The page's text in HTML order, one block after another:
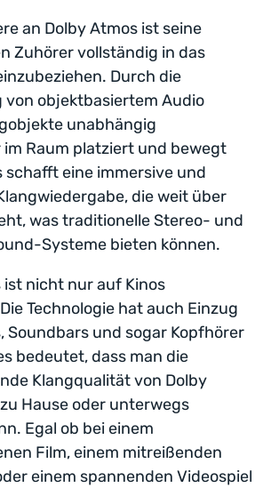
an Dolby Atmos ist seine
Zuhörer vollständig in das
Durch die
von objektbasiertem Audio
unabhängig
Raum platziert und bewegt
schafft eine immersive und
die weit über
was traditionelle Stereo- und
Systeme bieten können.
ist nicht nur auf Kinos
Technologie hat auch Einzug
Soundbars und sogar Kopfhörer
bedeutet, dass man die
Klangqualität von Dolby
Hause oder unterwegs
Egal ob bei einem
Film, einem mitreißenden
einem spannenden Videospiel